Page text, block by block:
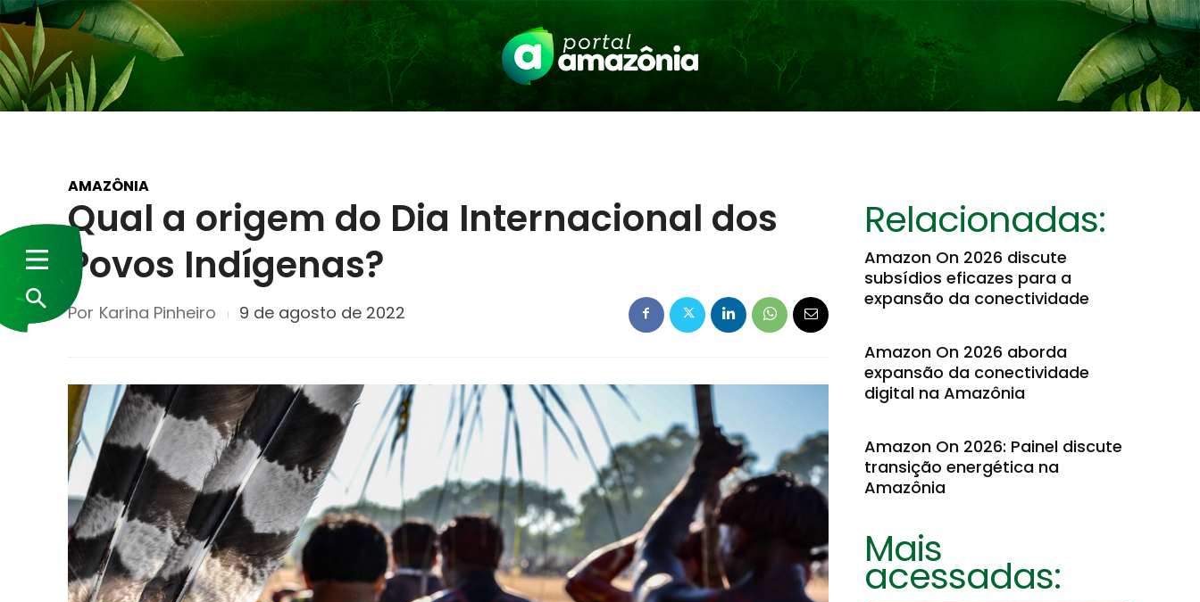
AMAZÔNIA
Qual a origem do Dia Internacional dos
Povos Indígenas?
Por Karina Pinheiro 9 de agosto de 2022
Relacionadas:
Amazon On 2026 discute
subsídios eficazes para a
expansão da conectividade
Amazon On 2026 aborda
expansão da conectividade
digital na Amazônia
Amazon On 2026: Painel discute
transição energética na
Amazônia
Mais
acessadas: